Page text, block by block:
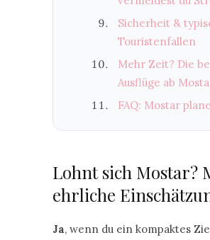
Sicherheit &
Touristenfallen
Mehr Zeit? Die
Ausflüge ab
FAQ: Mostar
Lohnt sich Mostar?
ehrliche
Ja, wenn du ein kompaktes